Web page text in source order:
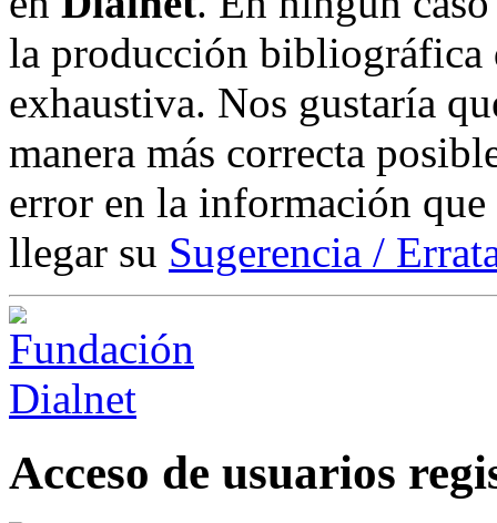
la producción bibliográfica
exhaustiva. Nos gustaría
manera más correcta
error en la información
llegar su Sugerencia /
Acceso de usuarios